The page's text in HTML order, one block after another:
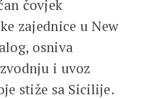
čovjek
zajednice u New
osniva
i uvoz
stiže sa Sicilije.